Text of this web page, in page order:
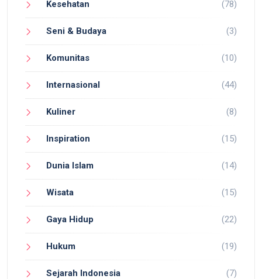
Kesehatan (78)
Seni & Budaya (3)
Komunitas (10)
Internasional (44)
Kuliner (8)
Inspiration (15)
Dunia Islam (14)
Wisata (15)
Gaya Hidup (22)
Hukum (19)
Sejarah Indonesia (7)